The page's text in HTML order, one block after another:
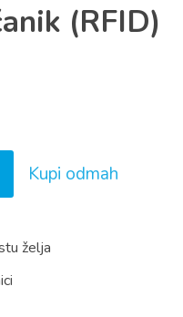
(RFID)
Kupi odmah
želja